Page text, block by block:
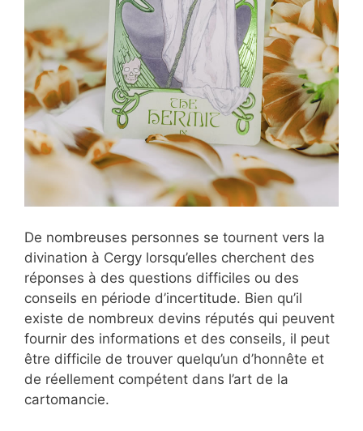
De nombreuses personnes se tournent vers la
divination à Cergy lorsqu’elles cherchent des
réponses à des questions difficiles ou des
conseils en période d’incertitude. Bien qu’il
existe de nombreux devins réputés qui peuvent
fournir des informations et des conseils, il peut
être difficile de trouver quelqu’un d’honnête et
de réellement compétent dans l’art de la
cartomancie.